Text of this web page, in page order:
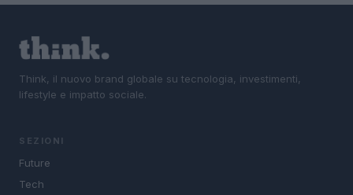
Think, il nuovo brand globale su tecnologia, investimenti,
lifestyle e impatto sociale.
SEZIONI
Future
Tech